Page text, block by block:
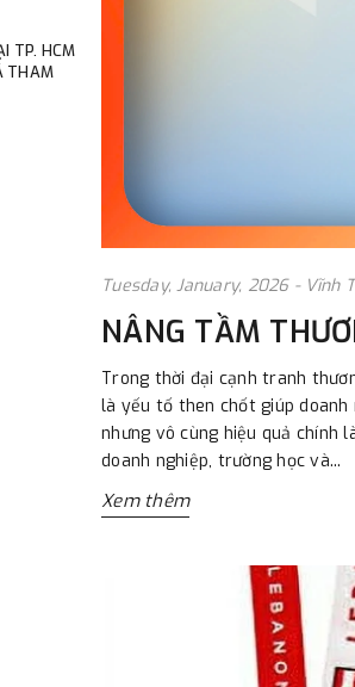
TP. HCM
THAM
Tuesday, January, 2026 - Vĩnh
NÂNG TẦM
Trong thời đại cạnh tranh
là yếu tố then chốt giúp doanh
nhưng vô cùng hiệu quả chính
doanh nghiệp, trường học và...
Xem thêm